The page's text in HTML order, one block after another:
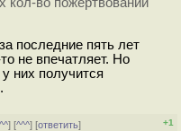
последние пять лет
не впечатляет. Но
них получится
^^] [^^^] [ответить]
+1